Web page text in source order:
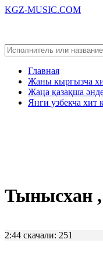
KGZ-MUSIC.COM
Главная
Жаны кыргызча
Жаңа қазақша
Янги узбекча хит
Тынысхан
2:44 скачали: 251